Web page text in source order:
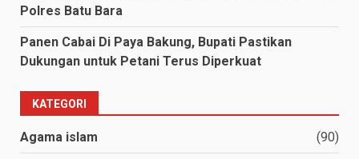
Polres Batu Bara
Panen Cabai Di Paya Bakung, Bupati Pastikan
Dukungan untuk Petani Terus Diperkuat
KATEGORI
Agama islam (90)